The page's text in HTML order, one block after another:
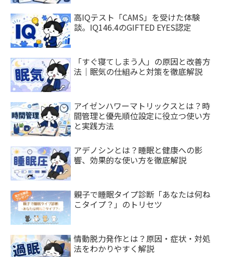
高IQテスト「CAMS」を受けた体験
談。IQ146.4のGIFTED EYES認定
「すぐ寝てしまう人」の原因と改善方
法｜眠気の仕組みと対策を徹底解説
アイゼンハワーマトリックスとは？時
間管理と優先順位設定に役立つ使い方
と実践方法
アデノシンとは？睡眠と健康への影
響、効果的な使い方を徹底解説
親子で睡眠タイプ診断「あなたは何ね
こタイプ？」のトリセツ
情動脱力発作とは？原因・症状・対処
法をわかりやすく解説